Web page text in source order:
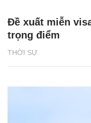
THỜI SỰ
Đề xuất miễn
trọng điểm